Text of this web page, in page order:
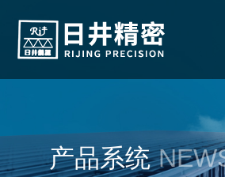
产品系统